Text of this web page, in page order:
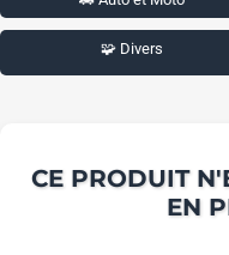
🧩 Divers
CE PRODUIT
EN